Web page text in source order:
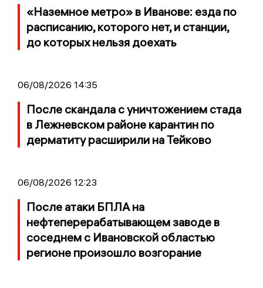
«Наземное метро» в Иванове: езда по
расписанию, которого нет, и станции,
до которых нельзя доехать
06/08/2026 14:35
После скандала с уничтожением стада
в Лежневском районе карантин по
дерматиту расширили на Тейково
06/08/2026 12:23
После атаки БПЛА на
нефтеперерабатывающем заводе в
соседнем с Ивановской областью
регионе произошло возгорание